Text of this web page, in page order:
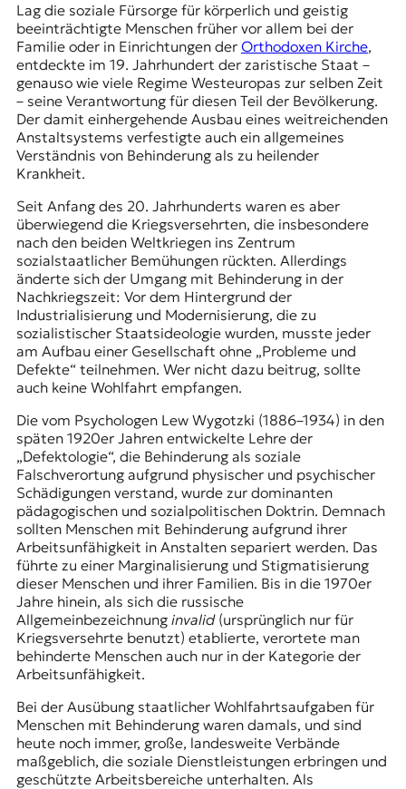
s
m
u
s
u
n
d
M
e
d
e
n
k
o
m
p
e
t
e
z
z
u
O
s
t
e
u
r
o
p
a
Lag die soziale Fürsorge für körperlich und geistig
beeinträchtigte Menschen früher vor allem bei der
Familie oder in Einrichtungen der Orthodoxen Kirche,
entdeckte im 19. Jahrhundert der zaristische Staat –
genauso wie viele Regime Westeuropas zur selben Zeit
– seine Verantwortung für diesen Teil der Bevölkerung.
Der damit einhergehende Ausbau eines weitreichenden
Anstaltsystems verfestigte auch ein allgemeines
Verständnis von Behinderung als zu heilender
Krankheit.
Seit Anfang des 20. Jahrhunderts waren es aber
überwiegend die Kriegsversehrten, die insbesondere
nach den beiden Weltkriegen ins Zentrum
sozialstaatlicher Bemühungen rückten. Allerdings
änderte sich der Umgang mit Behinderung in der
Nachkriegszeit: Vor dem Hintergrund der
Industrialisierung und Modernisierung, die zu
sozialistischer Staatsideologie wurden, musste jeder
am Aufbau einer Gesellschaft ohne „Probleme und
Defekte“ teilnehmen. Wer nicht dazu beitrug, sollte
auch keine Wohlfahrt empfangen.
Die vom Psychologen Lew Wygotzki (1886–1934) in den
späten 1920er Jahren entwickelte Lehre der
„Defektologie“, die Behinderung als soziale
Falschverortung aufgrund physischer und psychischer
Schädigungen verstand, wurde zur dominanten
pädagogischen und sozialpolitischen Doktrin. Demnach
sollten Menschen mit Behinderung aufgrund ihrer
Arbeitsunfähigkeit in Anstalten separiert werden. Das
führte zu einer Marginalisierung und Stigmatisierung
dieser Menschen und ihrer Familien. Bis in die 1970er
Jahre hinein, als sich die russische
Allgemeinbezeichnung invalid (ursprünglich nur für
Kriegsversehrte benutzt) etablierte, verortete man
behinderte Menschen auch nur in der Kategorie der
Arbeitsunfähigkeit.
Bei der Ausübung staatlicher Wohlfahrtsaufgaben für
Menschen mit Behinderung waren damals, und sind
heute noch immer, große, landesweite Verbände
maßgeblich, die soziale Dienstleistungen erbringen und
geschützte Arbeitsbereiche unterhalten. Als